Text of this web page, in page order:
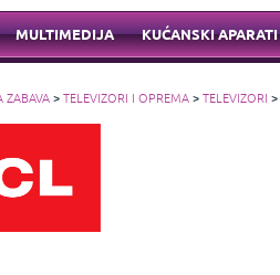
MULTIMEDIJA KUĆANSKI APARATI
ZABAVA>TELEVIZORI I OPREMA>TELEVIZORI >